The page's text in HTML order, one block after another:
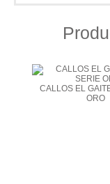
CALLOS EL
ORO